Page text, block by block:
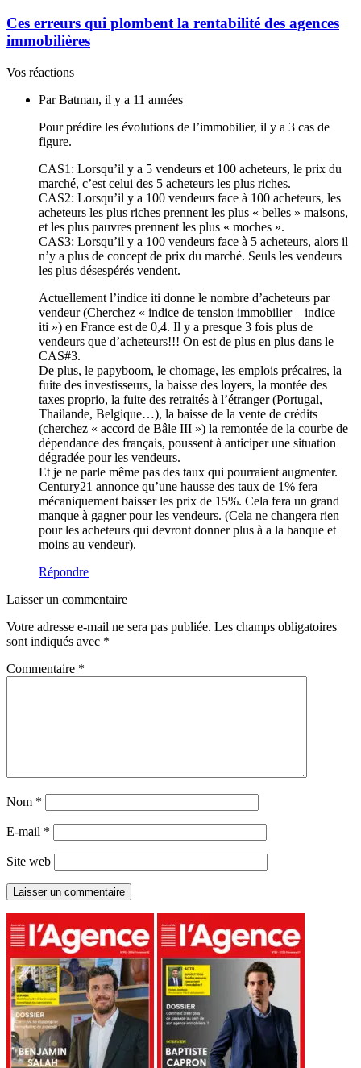
Ces erreurs qui plombent la rentabilité des agences
immobilières
Vos réactions
Par Batman, il y a 11 années
Pour prédire les évolutions de l’immobilier, il y a 3 cas de
figure.
CAS1: Lorsqu’il y a 5 vendeurs et 100 acheteurs, le prix du
marché, c’est celui des 5 acheteurs les plus riches.
CAS2: Lorsqu’il y a 100 vendeurs face à 100 acheteurs, les
acheteurs les plus riches prennent les plus « belles » maisons,
et les plus pauvres prennent les plus « moches ».
CAS3: Lorsqu’il y a 100 vendeurs face à 5 acheteurs, alors il
n’y a plus de concept de prix du marché. Seuls les vendeurs
les plus désespérés vendent.
Actuellement l’indice iti donne le nombre d’acheteurs par
vendeur (Cherchez « indice de tension immobilier – indice
iti ») en France est de 0,4. Il y a presque 3 fois plus de
vendeurs que d’acheteurs!!! On est de plus en plus dans le
CAS#3.
De plus, le papyboom, le chomage, les emplois précaires, la
fuite des investisseurs, la baisse des loyers, la montée des
taxes proprio, la fuite des retraités à l’étranger (Portugal,
Thailande, Belgique…), la baisse de la vente de crédits
(cherchez « accord de Bâle III ») la remontée de la courbe de
dépendance des français, poussent à anticiper une situation
dégradée pour les vendeurs.
Et je ne parle même pas des taux qui pourraient augmenter.
Century21 annonce qu’une hausse des taux de 1% fera
mécaniquement baisser les prix de 15%. Cela fera un grand
manque à gagner pour les vendeurs. (Cela ne changera rien
pour les acheteurs qui devront donner plus à a la banque et
moins au vendeur).
Répondre
Laisser un commentaire
Votre adresse e-mail ne sera pas publiée. Les champs obligatoires
sont indiqués avec *
Commentaire *
Nom *
E-mail *
Site web